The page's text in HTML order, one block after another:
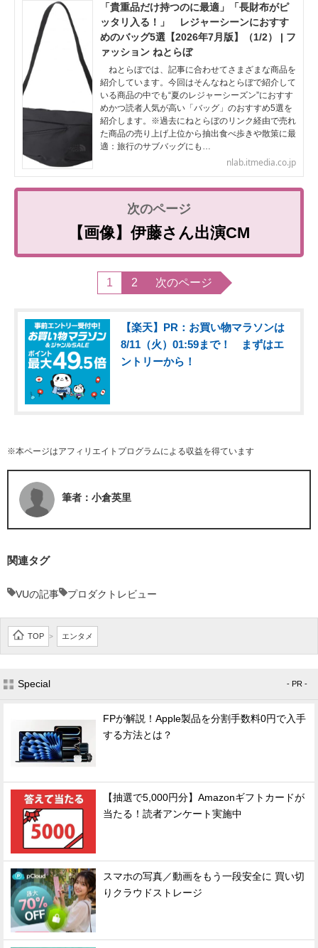
「貴重品だけ持つのに最適」「長財布がピ
ッタリ入る！」 レジャーシーンにおすす
めのバッグ5選【2026年7月版】（1/2） | フ
ァッション ねとらぼ
ねとらぼでは、記事に合わせてさまざまな商品を
紹介しています。今回はそんなねとらぼで紹介して
いる商品の中でも“夏のレジャーシーズン”におすす
めかつ読者人気が高い「バッグ」のおすすめ5選を
紹介します。※過去にねとらぼのリンク経由で売れ
た商品の売り上げ上位から抽出食べ歩きや散策に最
適：旅行のサブバッグにも…
nlab.itmedia.co.jp
【画像】伊藤さん出演CM
1 2 次のページ
【楽天】PR：お買い物マラソンは
8/11（火）01:59まで！ まずはエ
ントリーから！
※本ページはアフィリエイトプログラムによる収益を得ています
筆者：小倉英里
関連タグ
VUの記事 プロダクトレビュー
TOP > エンタメ
Special - PR -
FPが解説！Apple製品を分割手数料0円で入手
する方法とは？
【抽選で5,000円分】Amazonギフトカードが
当たる！読者アンケート実施中
スマホの写真／動画をもう一段安全に 買い切
りクラウドストレージ